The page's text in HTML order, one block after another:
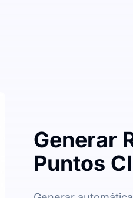
Generar
Puntos